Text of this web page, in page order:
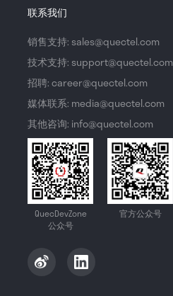
联系我们
销售支持: sales@quectel.com
技术支持: support@quectel.com
招聘: career@quectel.com
媒体联系: media@quectel.com
其他咨询: info@quectel.com
QuecDevZone
公众号
官方公众号